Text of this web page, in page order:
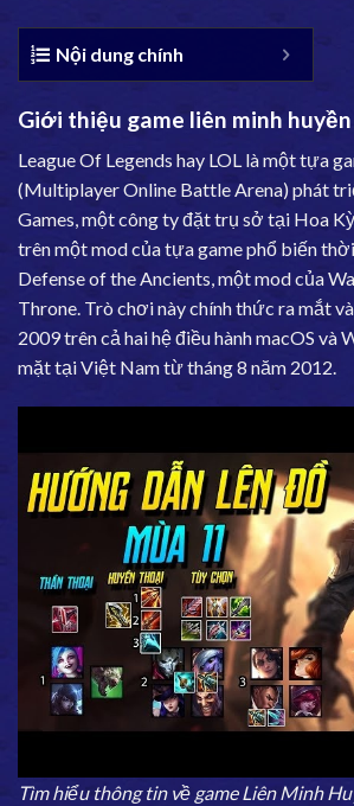
Nội dung chính
Giới thiệu game liên minh
League Of Legends hay LOL là một tựa
(Multiplayer Online Battle Arena) phát
Games, một công ty đặt trụ sở tại Hoa
trên một mod của tựa game phổ biến
Defense of the Ancients, một mod của
Throne. Trò chơi này chính thức ra mắt
2009 trên cả hai hệ điều hành macOS và
mặt tại Việt Nam từ tháng 8 năm 2012.
Tìm hiểu thông tin về game Liên Minh